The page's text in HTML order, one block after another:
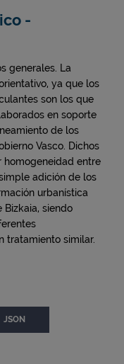
-
generales. La
ya que los
son los que
en soporte
de los
Vasco. Dichos
homogeneidad entre
adición de los
urbanística
siendo
tratamiento similar.
JSON